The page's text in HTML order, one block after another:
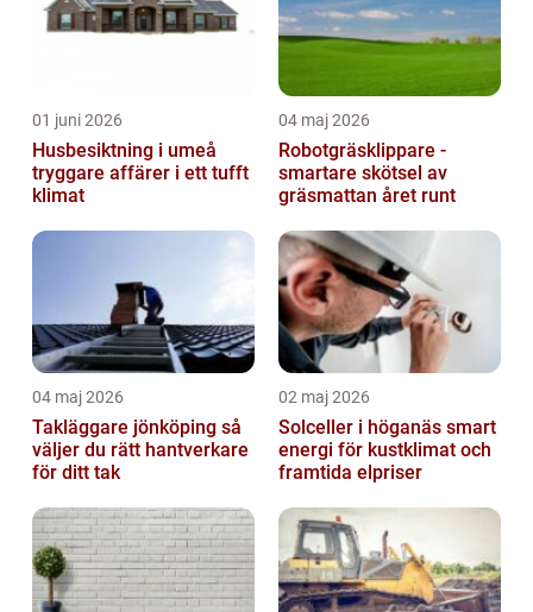
01 juni 2026
Husbesiktning i umeå
tryggare affärer i ett tufft
klimat
04 maj 2026
Robotgräsklippare -
smartare skötsel av
gräsmattan året runt
04 maj 2026
Takläggare jönköping så
väljer du rätt hantverkare
för ditt tak
02 maj 2026
Solceller i höganäs smart
energi för kustklimat och
framtida elpriser